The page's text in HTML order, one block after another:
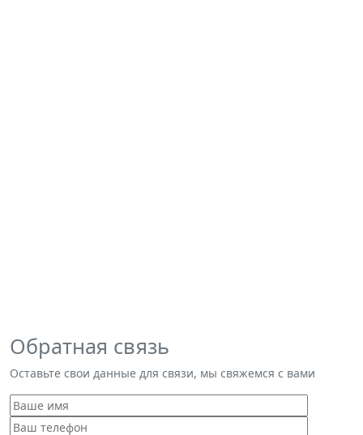
Обратная связь
Оставьте свои данные для связи, мы свяжемся с вами